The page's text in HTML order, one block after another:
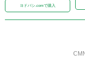
ヨドバシ.comで購入